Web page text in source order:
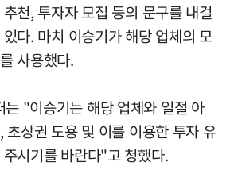
천, 투자자 모집 등의 문구를 내걸
다. 마치 이승기가 해당 업체의 모
사용했다.
는 "이승기는 해당 업체와 일절 아
초상권 도용 및 이를 이용한 투자 유
시기를 바란다"고 청했다.